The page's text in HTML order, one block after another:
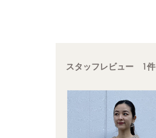
スタッフレビュー 1件